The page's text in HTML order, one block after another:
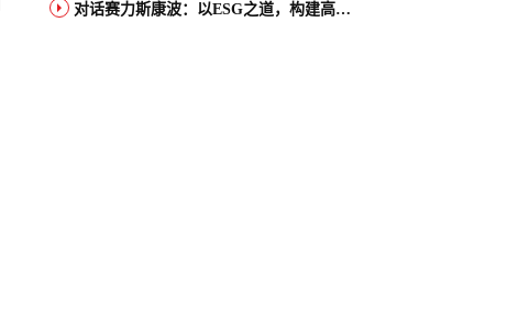
对话赛力斯康波：以ESG之道，构建高端智能汽车品牌全球竞争力